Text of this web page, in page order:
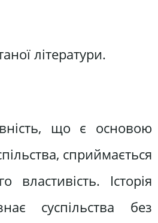
літератури.
що є основою
сприймається
властивість. Історія
суспільства без